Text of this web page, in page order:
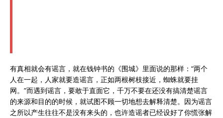
有真相就会有谣言，就在钱钟书的《围城》里面说的那样：“两个
人在一起，人家就要造谣言，正如两根树枝接近，蜘蛛就要挂
网。”而遇到谣言，要敢于直面它，千万不要在还没有搞清楚谣言
的来源和目的的时候，就试图不顾一切地想去解释清楚。因为谣言
之所以产生往往不是没有来头的，也许造谣者已经设好了你慌张解